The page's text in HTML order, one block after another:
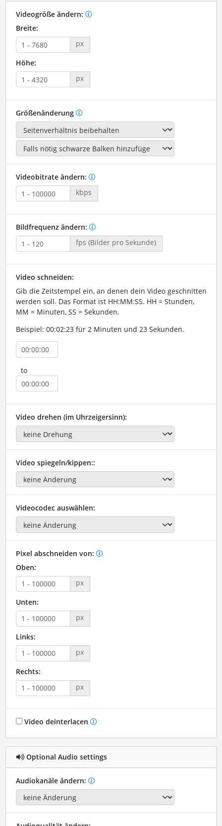
Videogröße ändern:
Breite:
px
Höhe:
px
Größenänderung
Videobitrate ändern:
kbps
Bildfrequenz ändern:
fps (Bilder pro Sekunde)
Video schneiden:
Gib die Zeitstempel ein, an denen dein Video geschnitten
werden soll. Das Format ist HH:MM:SS. HH = Stunden,
MM = Minuten, SS = Sekunden.
Beispiel: 00:02:23 für 2 Minuten und 23 Sekunden.
to
Video drehen (im Uhrzeigersinn):
Video spiegeln/kippen::
Videocodec auswählen:
Pixel abschneiden von:
Oben:
px
Unten:
px
Links:
px
Rechts:
px
Video deinterlacen
Optional Audio settings
Audiokanäle ändern: